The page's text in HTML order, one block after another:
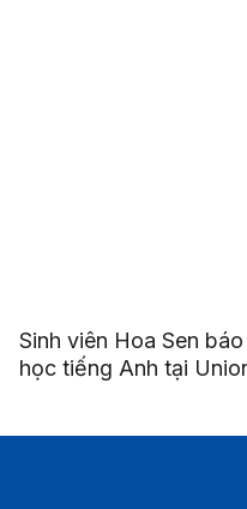
Sinh viên Hoa Sen
học tiếng Anh tại